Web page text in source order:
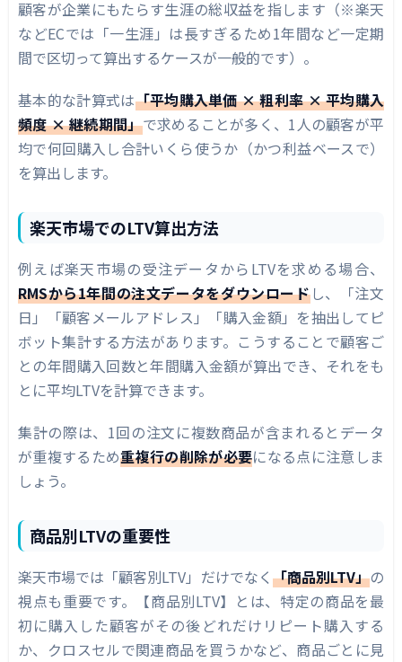
顧客が企業にもたらす生涯の総収益を指します（※楽天
などECでは「一生涯」は長すぎるため1年間など一定期
間で区切って算出するケースが一般的です）。
基本的な計算式は「平均購入単価 × 粗利率 × 平均購入
頻度 × 継続期間」で求めることが多く、1人の顧客が平
均で何回購入し合計いくら使うか（かつ利益ベースで）
を算出します。
楽天市場でのLTV算出方法
例えば楽天市場の受注データからLTVを求める場合、
RMSから1年間の注文データをダウンロードし、「注文
日」「顧客メールアドレス」「購入金額」を抽出してピ
ボット集計する方法があります。こうすることで顧客ご
との年間購入回数と年間購入金額が算出でき、それをも
とに平均LTVを計算できます。
集計の際は、1回の注文に複数商品が含まれるとデータ
が重複するため重複行の削除が必要になる点に注意しま
しょう。
商品別LTVの重要性
楽天市場では「顧客別LTV」だけでなく「商品別LTV」の
視点も重要です。【商品別LTV】とは、特定の商品を最
初に購入した顧客がその後どれだけリピート購入する
か、クロスセルで関連商品を買うかなど、商品ごとに見